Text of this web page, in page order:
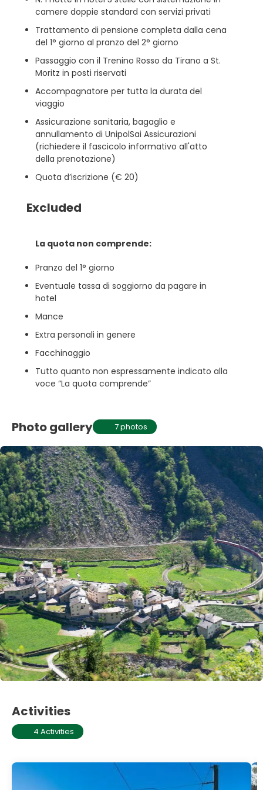
camere doppie standard con servizi privati
Trattamento di pensione completa dalla cena
del 1° giorno al pranzo del 2° giorno
Passaggio con il Trenino Rosso da Tirano a St.
Moritz in posti riservati
Accompagnatore per tutta la durata del
viaggio
Assicurazione sanitaria, bagaglio e
annullamento di UnipolSai Assicurazioni
(richiedere il fascicolo informativo all'atto
della prenotazione)
Quota d’iscrizione (€ 20)
Excluded
La quota non comprende:
Pranzo del 1° giorno
Eventuale tassa di soggiorno da pagare in
hotel
Mance
Extra personali in genere
Facchinaggio
Tutto quanto non espressamente indicato alla
voce “La quota comprende”
Photo gallery 7 photos
Activities
4 Activities